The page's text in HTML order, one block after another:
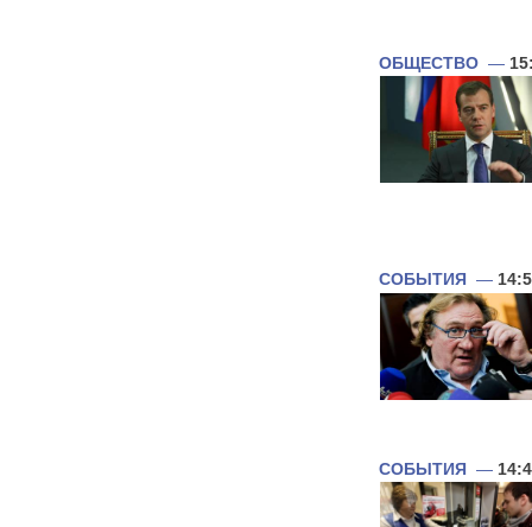
ОБЩЕСТВО —
СОБЫТИЯ —
СОБЫТИЯ —